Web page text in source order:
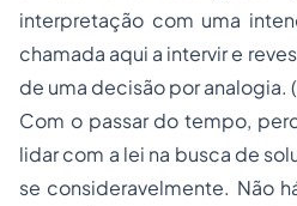
interpretação com uma
chamada aqui a intervir e
de uma decisão por analogia.
Com o passar do tempo,
lidar com a lei na busca de
se consideravelmente. Não